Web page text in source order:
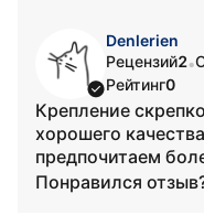
Denlerien
Рецензий2•
Рейтинг0
Крепление
хорошего
предпочитаем
Понравился